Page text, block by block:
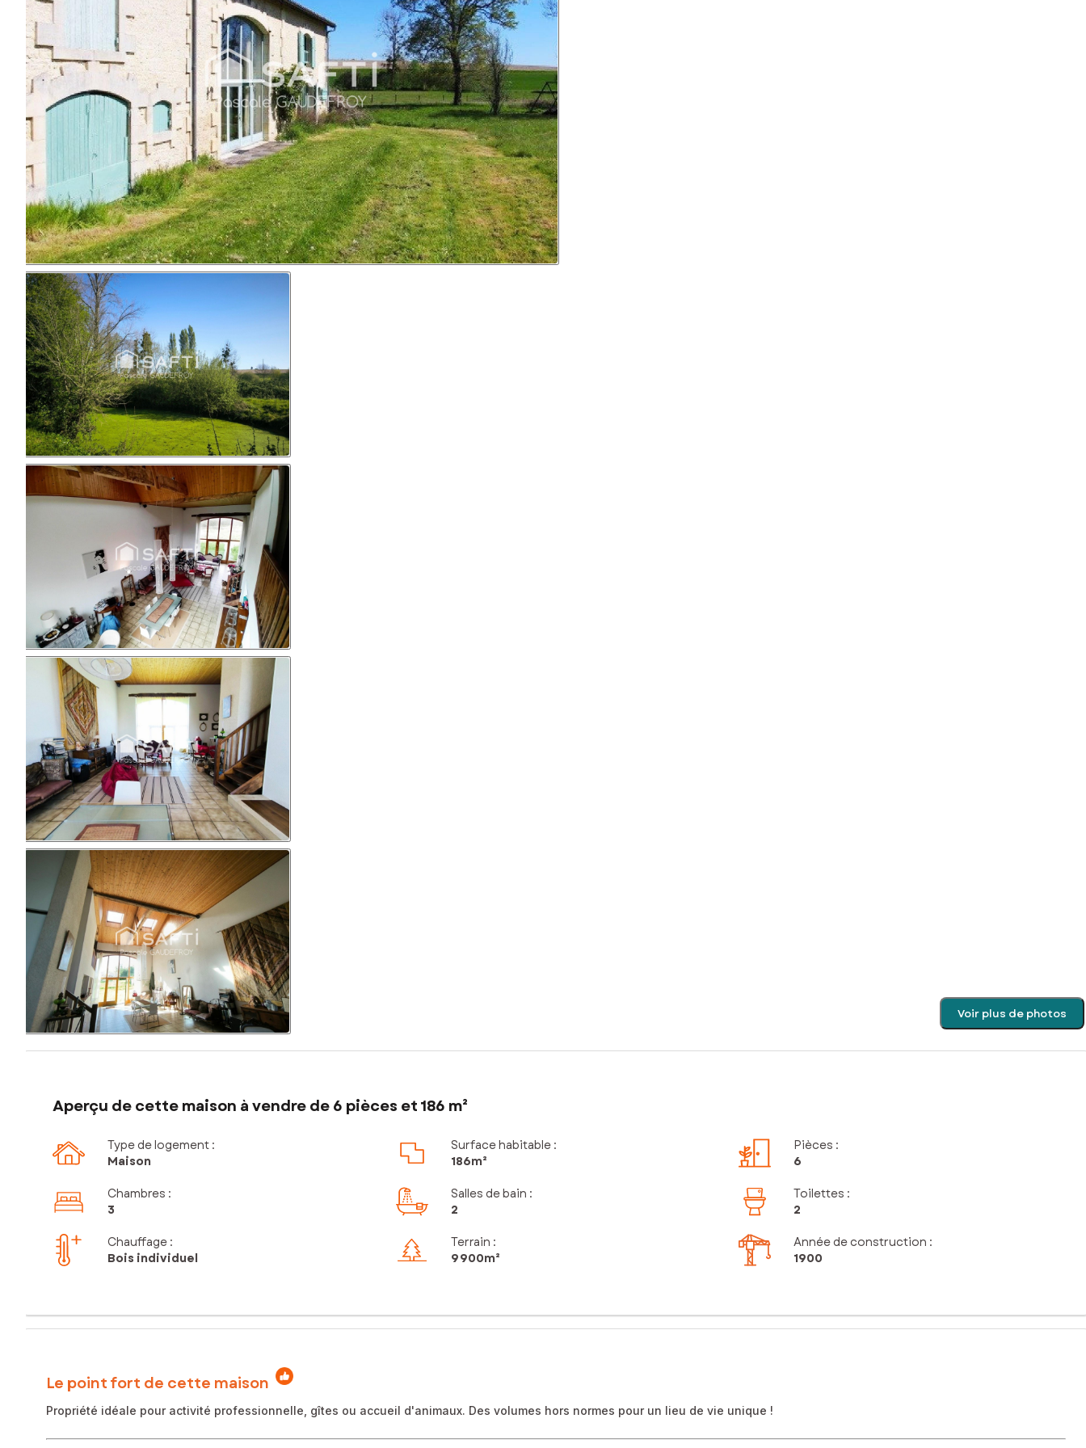
Voir plus de photos
Aperçu de cette maison à vendre de 6 pièces et 186 m²
Type de logement :
Maison
Surface habitable :
186m²
Pièces :
6
Chambres :
3
Salles de bain :
2
Toilettes :
2
Chauffage :
Bois individuel
Terrain :
9 900m²
Année de construction :
1900
Le point fort de cette maison
Propriété idéale pour activité professionnelle, gîtes ou accueil d'animaux. Des volumes hors normes pour un lieu de vie unique !